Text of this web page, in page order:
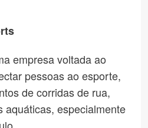
empresa voltada ao
pessoas ao esporte,
de corridas de rua,
aquáticas, especialmente